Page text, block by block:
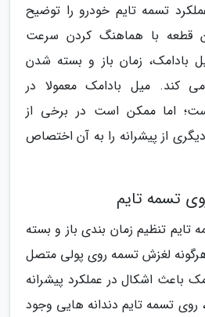
تسمه تایم خودرو را توضیح
قطعه با هماهنگ کردن سرعت
زمان باز و بسته شدن
کند. میل بادامک معمولا در
است؛ اما ممکن است در برخی از
از پیشرانه را به آن اختصاص
تسمه تایم
تایم تنظیم زمان بندی باز و بسته
لغزش تسمه روی پولی متصل
باعث اشکال در عملکرد پیشرانه
تسمه تایم دندانه هایی وجود